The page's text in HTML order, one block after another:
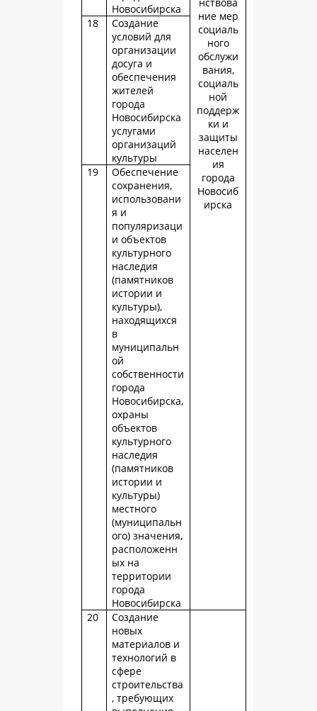
ние мер
социаль
ного
обслужи
вания,
социаль
ной
поддерж
ки и
защиты
населен
ия
города
Новосиб
ирска
Новосибирска
18
Создание
условий для
организации
досуга и
обеспечения
жителей
города
Новосибирска
услугами
организаций
культуры
19
Обеспечение
сохранения,
использовани
я и
популяризаци
и объектов
культурного
наследия
(памятников
истории и
культуры),
находящихся
в
муниципальн
ой
собственности
города
Новосибирска,
охраны
объектов
культурного
наследия
(памятников
истории и
культуры)
местного
(муниципальн
ого) значения,
расположенн
ых на
территории
города
Новосибирска
20
Создание
новых
материалов и
технологий в
сфере
строительства
, требующих